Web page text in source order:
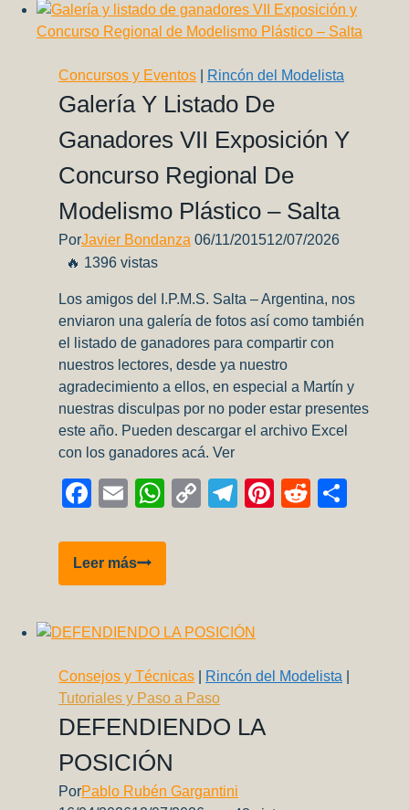
exterior
en
Parte
3
(ultima)
Concursos y Eventos Rincón del Modelista
Galería Y Listado De
Ganadores VII Exposición Y
Concurso Regional De
Modelismo Plástico – Salta
PorJavier Bondanza 06/11/201512/07/2026
🔥 1396 vistas
Los amigos del I.P.M.S. Salta – Argentina, nos
enviaron una galería de fotos así como también
el listado de ganadores para compartir con
nuestros lectores, desde ya nuestro
agradecimiento a ellos, en especial a Martín y
nuestras disculpas por no poder estar presentes
este año. Pueden descargar el archivo Excel
con los ganadores acá. Ver
Facebook
EmailWhatsApp
CopyTelegram
Pinterest
Reddit
Leer másGalería
y
de
VII
Exposición
y
Concurso
Regional
Modelismo
Consejos y Técnicas Rincón del Modelista
Tutoriales y Paso a Paso
DEFENDIENDO LA
POSICIÓN
PorPablo Rubén Gargantini